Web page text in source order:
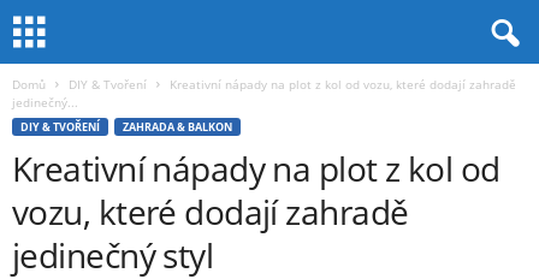
Domů DIY & Tvoření
Kreativní nápady na plot z kol od vozu, které dodají zahradě
jedinečný...
DIY & TVOŘENÍ ZAHRADA & BALKON
Kreativní nápady na plot z kol od
vozu, které dodají zahradě
jedinečný styl